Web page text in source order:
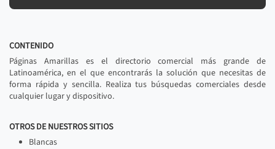
CONTENIDO
Páginas Amarillas es el directorio comercial más grande de
Latinoamérica, en el que encontrarás la solución que necesitas de
forma rápida y sencilla. Realiza tus búsquedas comerciales desde
cualquier lugar y dispositivo.
OTROS DE NUESTROS SITIOS
Blancas